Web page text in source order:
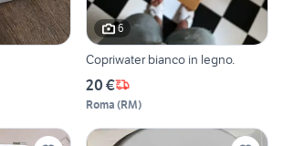
6
Copriwater bianco in legno.
20 €
Roma (RM)